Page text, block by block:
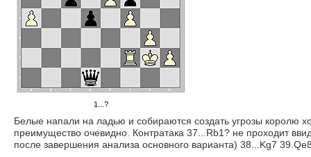
1...?
Белые напали на ладью и собираются создать угрозы королю
преимущество очевидно. Контратака 37...Rb1? не проходит
после завершения анализа основного варианта) 38...Kg7